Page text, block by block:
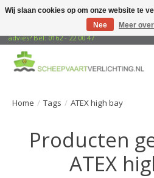
Gratis verzending naar adressen in
advies? Bel: 0162 - 22 00 47
Home / Tags / ATEX high bay
Producten
ATEX
Wij slaan cookies op om onze website te
Nee
Meer